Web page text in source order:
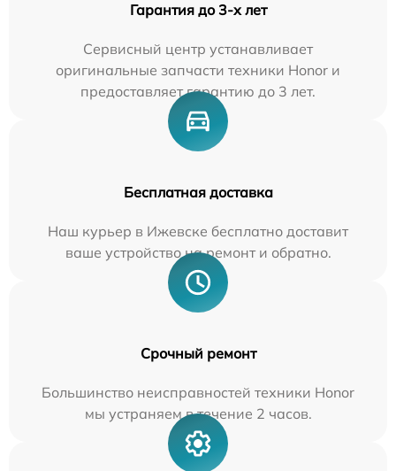
Гарантия до 3-х лет
Сервисный центр устанавливает
оригинальные запчасти техники Honor и
предоставляет гарантию до 3 лет.
Бесплатная доставка
Наш курьер в Ижевске бесплатно доставит
ваше устройство на ремонт и обратно.
Срочный ремонт
Большинство неисправностей техники Honor
мы устраняем в течение 2 часов.